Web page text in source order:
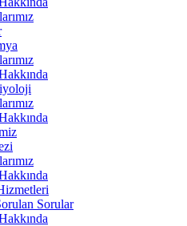
Sorular